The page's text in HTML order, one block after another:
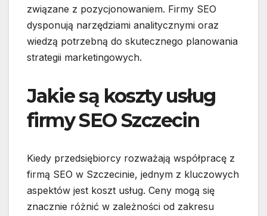
związane z pozycjonowaniem. Firmy SEO
dysponują narzędziami analitycznymi oraz
wiedzą potrzebną do skutecznego planowania
strategii marketingowych.
Jakie są koszty usług
firmy SEO Szczecin
Kiedy przedsiębiorcy rozważają współpracę z
firmą SEO w Szczecinie, jednym z kluczowych
aspektów jest koszt usług. Ceny mogą się
znacznie różnić w zależności od zakresu